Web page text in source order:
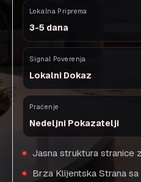
Lokalna Priprema
3-5 dana
Signal Poverenja
Lokalni Dokaz
Praćenje
Nedeljni Pokazatelji
Jasna struktura stranice
Brza Klijentska Strana